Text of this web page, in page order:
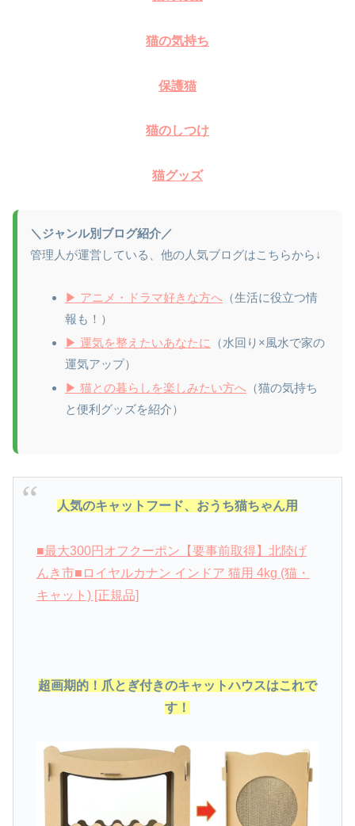
猫の気持ち
保護猫
猫のしつけ
猫グッズ
＼ジャンル別ブログ紹介／
管理人が運営している、他の人気ブログはこちらから↓
▶ アニメ・ドラマ好きな方へ （生活に役立つ情
報も！）
▶ 運気を整えたいあなたに
（水回り×風水で家の
運気アップ）
▶ 猫との暮らしを楽しみたい方へ （猫の気持ち
と便利グッズを紹介）
人気のキャットフード、おうち猫ちゃん用
■最大300円オフクーポン【要事前取得】北陸げ
んき市■ロイヤルカナン インドア 猫用 4kg (猫・
キャット) [正規品]
超画期的！爪とぎ付きのキャットハウスはこれで
す！